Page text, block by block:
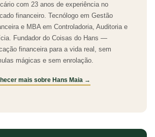
com 23 anos de experiência no
financeiro. Tecnólogo em Gestão
e MBA em Controladoria, Auditoria e
Fundador do Coisas do Hans —
financeira para a vida real, sem
mágicas e sem enrolação.
mais sobre Hans Maia →